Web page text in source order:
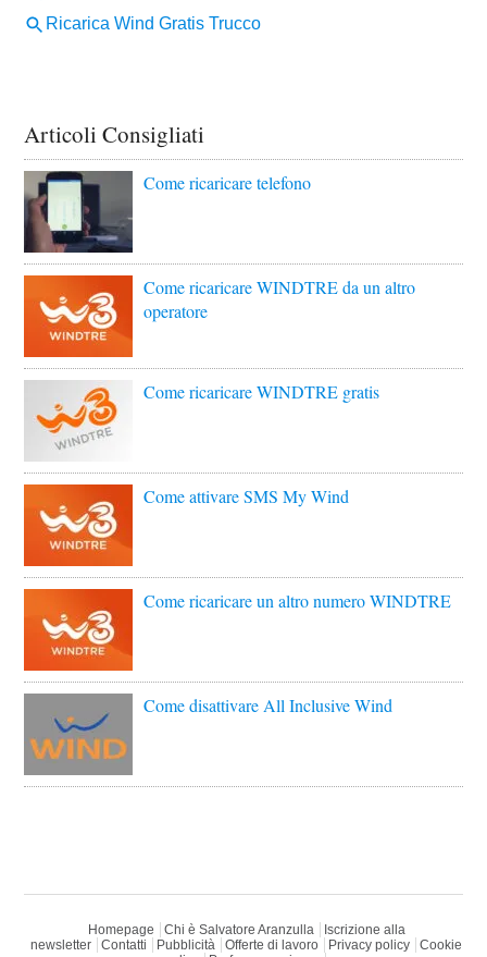
Articoli Consigliati
Come ricaricare telefono
Come ricaricare WINDTRE da un altro
operatore
Come ricaricare WINDTRE gratis
Come attivare SMS My Wind
Come ricaricare un altro numero WINDTRE
Come disattivare All Inclusive Wind
Homepage Chi è Salvatore Aranzulla
Iscrizione alla
newsletter
Contatti Pubblicità Offerte di lavoro Privacy policy
Cookie